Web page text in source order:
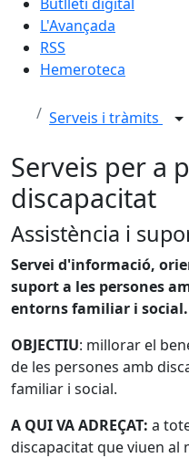
L'Avançada
RSS
Hemeroteca
Serveis i tràmits
Serveis per a
discapacitat
Assistència i
Servei d'informació,
suport a les persones
entorns familiar i social.
OBJECTIU: millorar el
de les persones amb
familiar i social.
A QUI VA ADREÇAT: a
discapacitat que viuen al